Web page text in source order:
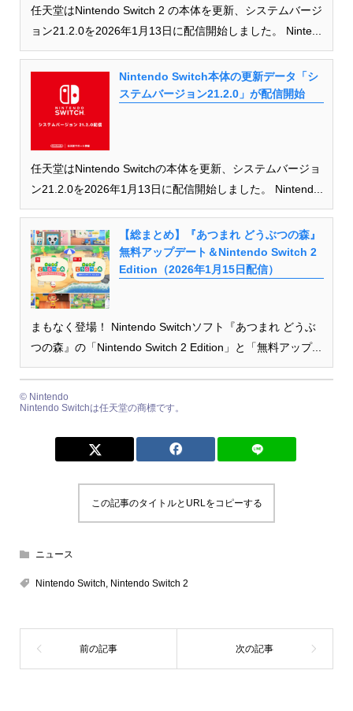
任天堂はNintendo Switch 2 の本体を更新、システムバージ
ョン21.2.0を2026年1月13日に配信開始しました。 Ninte...
Nintendo Switch本体の更新データ「シ
ステムバージョン21.2.0」が配信開始
任天堂はNintendo Switchの本体を更新、システムバージョ
ン21.2.0を2026年1月13日に配信開始しました。 Nintend...
【総まとめ】『あつまれ どうぶつの森』
無料アップデート＆Nintendo Switch 2
Edition（2026年1月15日配信）
まもなく登場！ Nintendo Switchソフト『あつまれ どうぶ
つの森』の「Nintendo Switch 2 Edition」と「無料アップ...
© Nintendo
Nintendo Switchは任天堂の商標です。
この記事のタイトルとURLをコピーする
ニュース
Nintendo Switch Nintendo Switch 2